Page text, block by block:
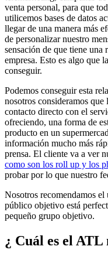
venta personal, para que
utilicemos bases de datos
llegar de una manera más
de personalizar nuestro
sensación de que tiene una
empresa. Esto es algo que
conseguir.
Podemos conseguir esta
nosotros consideramos
contacto directo con el
ofreciendo, una forma de
producto en un
información mucho más
prensa. El cliente va a ver
como son los roll up y los
probar por lo que nuestro
Nosotros recomendamos
público objetivo está
pequeño grupo objetivo.
¿ Cuál es el ATL